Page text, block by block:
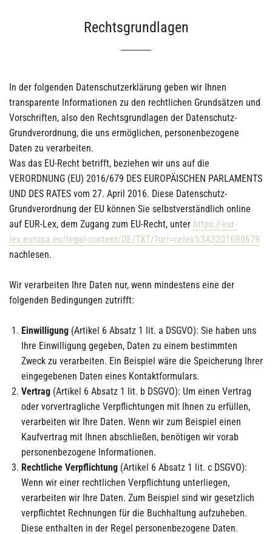
Rechtsgrundlagen
In der folgenden Datenschutzerklärung geben wir Ihnen
transparente Informationen zu den rechtlichen Grundsätzen und
Vorschriften, also den Rechtsgrundlagen der Datenschutz-
Grundverordnung, die uns ermöglichen, personenbezogene
Daten zu verarbeiten.
Was das EU-Recht betrifft, beziehen wir uns auf die
VERORDNUNG (EU) 2016/679 DES EUROPÄISCHEN PARLAMENTS
UND DES RATES vom 27. April 2016. Diese Datenschutz-
Grundverordnung der EU können Sie selbstverständlich online
auf EUR-Lex, dem Zugang zum EU-Recht, unter https://eur-
lex.europa.eu/legal-content/DE/TXT/?uri=celex%3A32016R0679
nachlesen.
Wir verarbeiten Ihre Daten nur, wenn mindestens eine der
folgenden Bedingungen zutrifft:
Einwilligung (Artikel 6 Absatz 1 lit. a DSGVO): Sie haben uns
Ihre Einwilligung gegeben, Daten zu einem bestimmten
Zweck zu verarbeiten. Ein Beispiel wäre die Speicherung Ihrer
eingegebenen Daten eines Kontaktformulars.
Vertrag (Artikel 6 Absatz 1 lit. b DSGVO): Um einen Vertrag
oder vorvertragliche Verpflichtungen mit Ihnen zu erfüllen,
verarbeiten wir Ihre Daten. Wenn wir zum Beispiel einen
Kaufvertrag mit Ihnen abschließen, benötigen wir vorab
personenbezogene Informationen.
Rechtliche Verpflichtung (Artikel 6 Absatz 1 lit. c DSGVO):
Wenn wir einer rechtlichen Verpflichtung unterliegen,
verarbeiten wir Ihre Daten. Zum Beispiel sind wir gesetzlich
verpflichtet Rechnungen für die Buchhaltung aufzuheben.
Diese enthalten in der Regel personenbezogene Daten.